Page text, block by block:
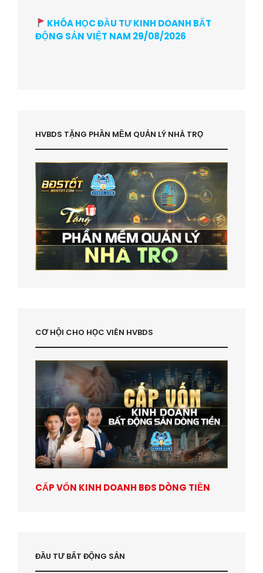
KHÓA HỌC ĐẦU TƯ KINH DOANH BẤT
ĐỘNG SẢN VIỆT NAM 29/08/2026
HVBDS TẶNG PHẦN MỀM QUẢN LÝ NHÀ TRỌ
CƠ HỘI CHO HỌC VIÊN HVBDS
CẤP VỐN KINH DOANH BĐS DÒNG TIỀN
ĐẦU TƯ BẤT ĐỘNG SẢN